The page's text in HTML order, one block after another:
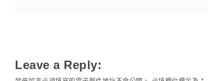
Leave a Reply: